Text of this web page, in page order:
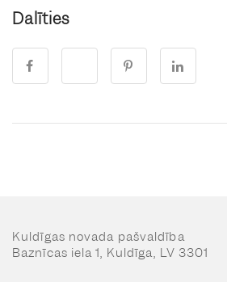
Dalīties
Kuldīgas novada pašvaldība
Baznīcas iela 1, Kuldīga, LV 3301